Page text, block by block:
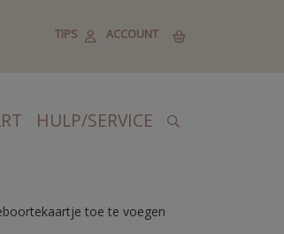
TIPS ACCOUNT
HULP/SERVICE
toe te voegen